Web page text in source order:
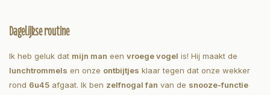
Dagelijkse routine
Ik heb geluk dat mijn man een vroege vogel is! Hij maakt de
lunchtrommels en onze ontbijtjes klaar tegen dat onze wekker
rond 6u45 afgaat. Ik ben zelfnogal fan van de snooze-functie